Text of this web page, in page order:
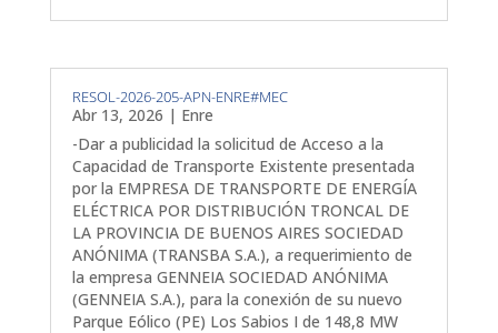
RESOL-2026-205-APN-ENRE#MEC
Abr 13, 2026 | Enre
-Dar a publicidad la solicitud de Acceso a la
Capacidad de Transporte Existente presentada
por la EMPRESA DE TRANSPORTE DE ENERGÍA
ELÉCTRICA POR DISTRIBUCIÓN TRONCAL DE
LA PROVINCIA DE BUENOS AIRES SOCIEDAD
ANÓNIMA (TRANSBA S.A.), a requerimiento de
la empresa GENNEIA SOCIEDAD ANÓNIMA
(GENNEIA S.A.), para la conexión de su nuevo
Parque Eólico (PE) Los Sabios I de 148,8 MW